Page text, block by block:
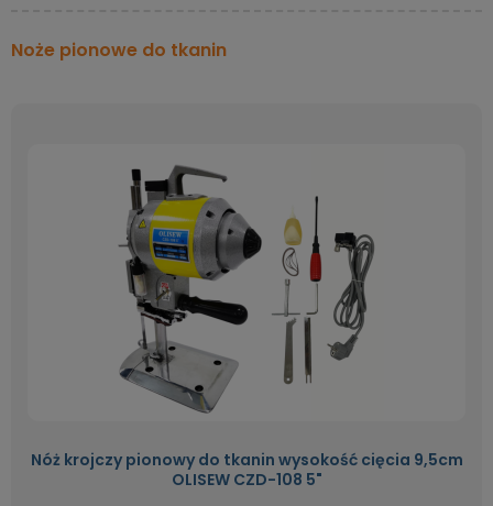
Noże pionowe do tkanin
Nóż krojczy pionowy do tkanin wysokość cięcia 9,5cm
OLISEW CZD-108 5"